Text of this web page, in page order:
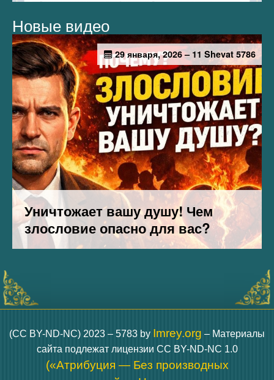
Новые видео
(CC BY-ND-NC) 2023 – 5783 by Imrey.org – Материалы
сайта подлежат лицензии CC BY-ND-NC 1.0
(«Атрибуция — Без производных